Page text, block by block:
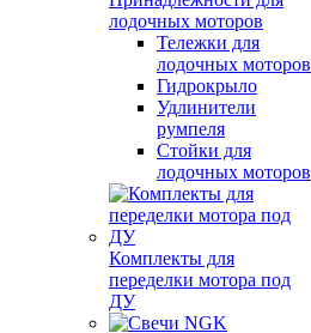
лодочных моторов
Тележки для
лодочных моторов
Гидрокрыло
Удлинители
румпеля
Стойки для
лодочных моторов
Комплекты для
переделки мотора под
ДУ